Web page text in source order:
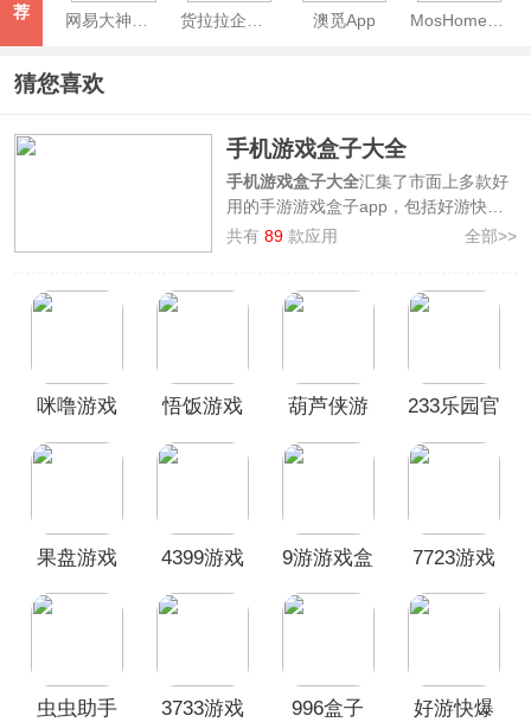
荐
网易大神极速版 货拉拉企业版App 澳觅App MosHome官方版
猜您喜欢
手机游戏盒子大全
手机游戏盒子大全汇集了市面上多款好
用的手游游戏盒子app，包括好游快
爆、7723游戏盒、虫虫助手等。每一个
游戏资讯，玩家社区等等，都能够在这
戏资源。相信很多小伙伴也不是所有的
安卓游戏盒子都用过，大家可以分别下
共有89 款应用 全部>>
咪噜游戏
悟饭游戏
葫芦侠游
233乐园官
果盘游戏
4399游戏
9游游戏盒
7723游戏
虫虫助手
3733游戏
996盒子
好游快爆